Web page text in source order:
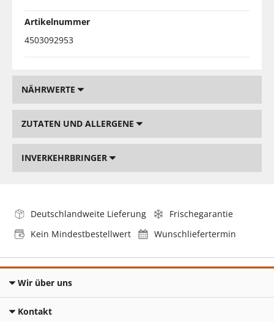
Artikelnummer
4503092953
NÄHRWERTE
ZUTATEN UND ALLERGENE
INVERKEHRBRINGER
Deutschlandweite Lieferung
Frischegarantie
Kein Mindestbestellwert
Wunschliefertermin
Wir über uns
Kontakt